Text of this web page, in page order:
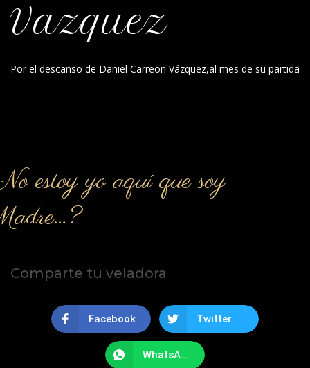
Vazquez
Por el descanso de Daniel Carreon Vázquez,al mes de su partida
estoy yo aquí que soy
Comparte tu veladora
Facebook Twitter
WhatsApp